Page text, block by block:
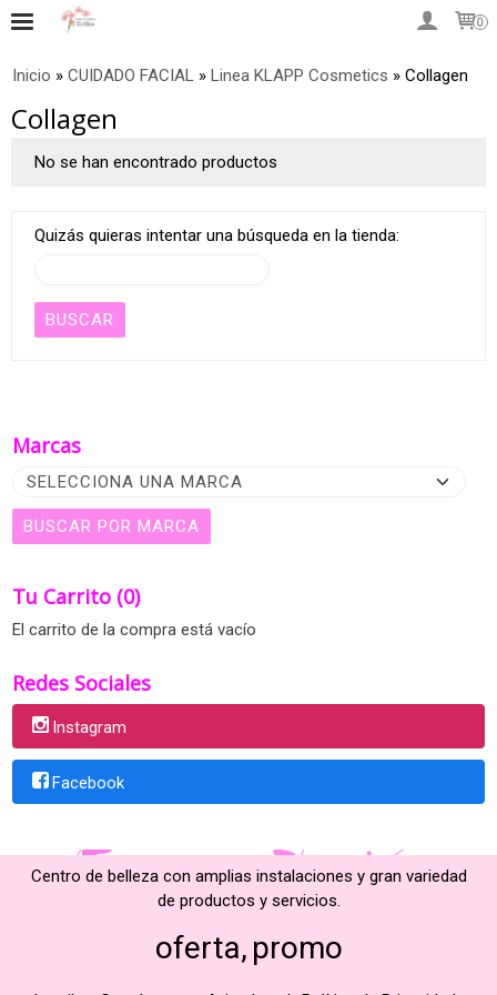
0
Marcas
Tu Carrito (0)
El carrito de la compra está vacío
Redes Sociales
Instagram
Facebook
Inicio » CUIDADO FACIAL » Linea KLAPP Cosmetics » Collagen
Collagen
No se han encontrado productos
Quizás quieras intentar una búsqueda en la tienda:
Centro de belleza con amplias instalaciones y gran variedad
de productos y servicios.
oferta promo